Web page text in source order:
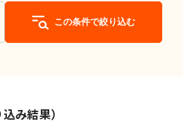
この条件で絞り込む
み結果）